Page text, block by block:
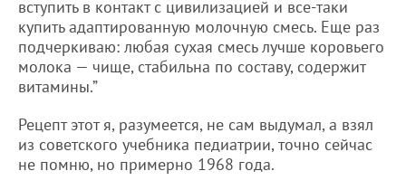
вступить в контакт с цивилизацией и все-таки
купить адаптированную молочную смесь. Еще раз
подчеркиваю: любая сухая смесь лучше коровьего
молока — чище, стабильна по составу, содержит
витамины.”
Рецепт этот я, разумеется, не сам выдумал, а взял
из советского учебника педиатрии, точно сейчас
не помню, но примерно 1968 года.